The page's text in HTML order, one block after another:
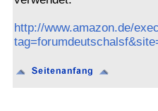
http://www.amazon.de/